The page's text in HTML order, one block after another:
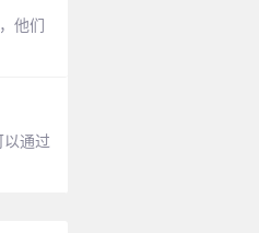
他们
通过